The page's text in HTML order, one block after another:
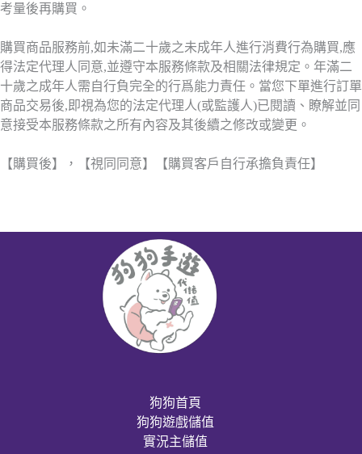
考量後再購買。
購買商品服務前,如未滿二十歲之未成年人進行消費行為購買,應
得法定代理人同意,並遵守本服務條款及相關法律規定。年滿二
十歲之成年人需自行負完全的行爲能力責任。當您下單進行訂單
商品交易後,即視為您的法定代理人(或監護人)已閱讀、瞭解並同
意接受本服務條款之所有內容及其後續之修改或變更。
【購買後】，【視同同意】【購買客戶自行承擔負責任】
狗狗首頁
狗狗遊戲儲值
實況主儲值